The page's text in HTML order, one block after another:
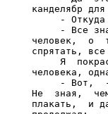
канделябр
-
- Все
человек,  о
спрятать,
Я
человека,
- Вот,
Не  зная,
плакать,  и